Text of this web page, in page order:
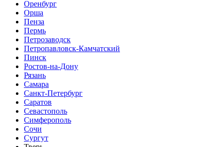
Оренбург
Орша
Пенза
Пермь
Петрозаводск
Петропавловск-Камчатский
Пинск
Ростов-на-Дону
Рязань
Самара
Санкт-Петербург
Саратов
Севастополь
Симферополь
Сочи
Сургут